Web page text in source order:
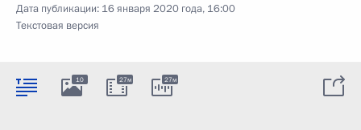
Дата публикации: 16 января 2020 года, 16:00
Текстовая версия
10 27м 27м